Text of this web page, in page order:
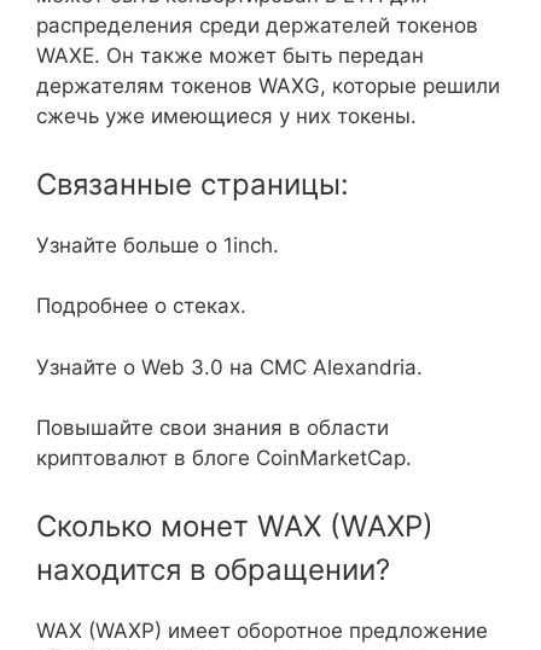
распределения среди держателей токенов
WAXE. Он также может быть передан
держателям токенов WAXG, которые решили
сжечь уже имеющиеся у них токены.
Связанные страницы:
Узнайте больше о 1inch.
Подробнее о стеках.
Узнайте о Web 3.0 на CMC Alexandria.
Повышайте свои знания в области
криптовалют в блоге CoinMarketCap.
Сколько монет WAX (WAXP)
находится в обращении?
WAX (WAXP) имеет оборотное предложение